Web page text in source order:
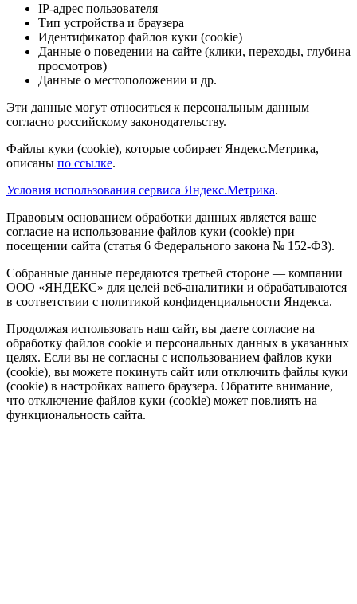
IP-адрес пользователя
Тип устройства и браузера
Идентификатор файлов куки (cookie)
Данные о поведении на сайте (клики, переходы, глубина
просмотров)
Данные о местоположении и др.
Эти данные могут относиться к персональным данным
согласно российскому законодательству.
Файлы куки (cookie), которые собирает Яндекс.Метрика,
описаны по ссылке.
Условия использования сервиса Яндекс.Метрика.
Правовым основанием обработки данных является ваше
согласие на использование файлов куки (cookie) при
посещении сайта (статья 6 Федерального закона № 152-ФЗ).
Собранные данные передаются третьей стороне — компании
ООО «ЯНДЕКС» для целей веб-аналитики и обрабатываются
в соответствии с политикой конфиденциальности Яндекса.
Продолжая использовать наш сайт, вы даете согласие на
обработку файлов cookie и персональных данных в указанных
целях. Если вы не согласны с использованием файлов куки
(cookie), вы можете покинуть сайт или отключить файлы куки
(cookie) в настройках вашего браузера. Обратите внимание,
что отключение файлов куки (cookie) может повлиять на
функциональность сайта.